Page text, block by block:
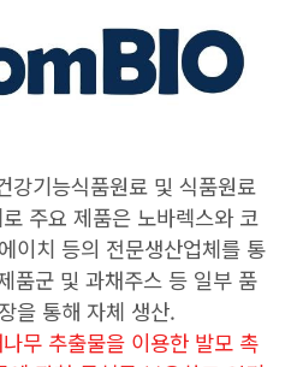
강기능식품원료 및 식품원료
주요 제품은 노바렉스와 코
이치 등의 전문생산업체를 통
품군 및 과채주스 등 일부 품
을 통해 자체 생산.
무 추출물을 이용한 발모 촉